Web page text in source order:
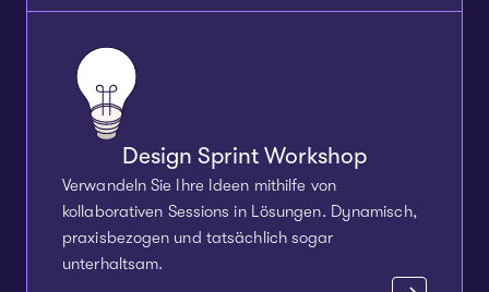
Design Sprint Workshop
Verwandeln Sie Ihre Ideen mithilfe von
kollaborativen Sessions in Lösungen. Dynamisch,
praxisbezogen und tatsächlich sogar
unterhaltsam.